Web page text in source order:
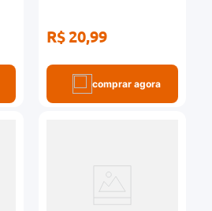
R$ 20,99
comprar agora